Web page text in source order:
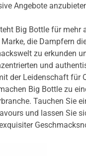
Angebote
Big Bottle für mehr
die Dampfern
zu erkunden
und
der Leidenschaft für
Big Bottle zu
Tauchen Sie
und lassen Sie